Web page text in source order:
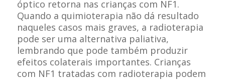
óptico retorna nas crianças com NF1.
Quando a quimioterapia não dá resultado
naqueles casos mais graves, a radioterapia
pode ser uma alternativa paliativa,
lembrando que pode também produzir
efeitos colaterais importantes. Crianças
com NF1 tratadas com radioterapia podem